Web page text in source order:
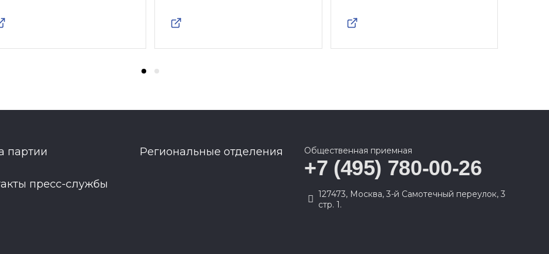
партии Региональные отделения
пресс-службы
Общественная приемная
+7 (495) 780-00-26
127473, Москва, 3-й Самотечный переулок, 3
стр. 1.